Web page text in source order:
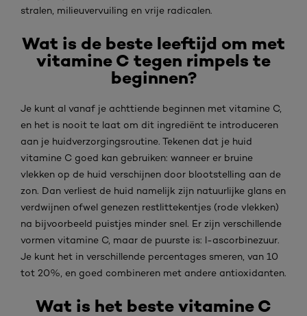
stralen, milieuvervuiling en vrije radicalen.
Wat is de beste leeftijd om met
vitamine C tegen rimpels te
beginnen?
Je kunt al vanaf je achttiende beginnen met vitamine C,
en het is nooit te laat om dit ingrediënt te introduceren
aan je huidverzorgingsroutine. Tekenen dat je huid
vitamine C goed kan gebruiken: wanneer er bruine
vlekken op de huid verschijnen door blootstelling aan de
zon. Dan verliest de huid namelijk zijn natuurlijke glans en
verdwijnen ofwel genezen restlittekentjes (rode vlekken)
na bijvoorbeeld puistjes minder snel. Er zijn verschillende
vormen vitamine C, maar de puurste is: l-ascorbinezuur.
Je kunt het in verschillende percentages smeren, van 10
tot 20%, en goed combineren met andere antioxidanten.
Wat is het beste vitamine C